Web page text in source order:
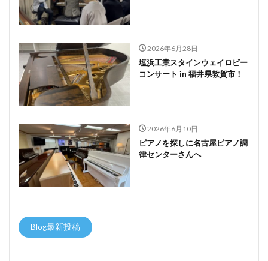
2026年6月28日
塩浜工業スタインウェイロビー
コンサート in 福井県敦賀市！
2026年6月10日
ピアノを探しに名古屋ピアノ調
律センターさんへ
Blog最新投稿